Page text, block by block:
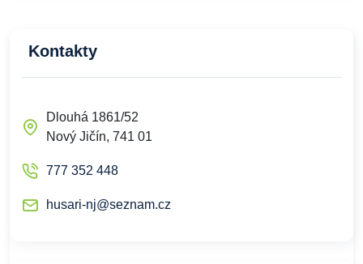
Kontakty
Dlouhá 1861/52
Nový Jičín, 741 01
777 352 448
husari-nj@seznam.cz